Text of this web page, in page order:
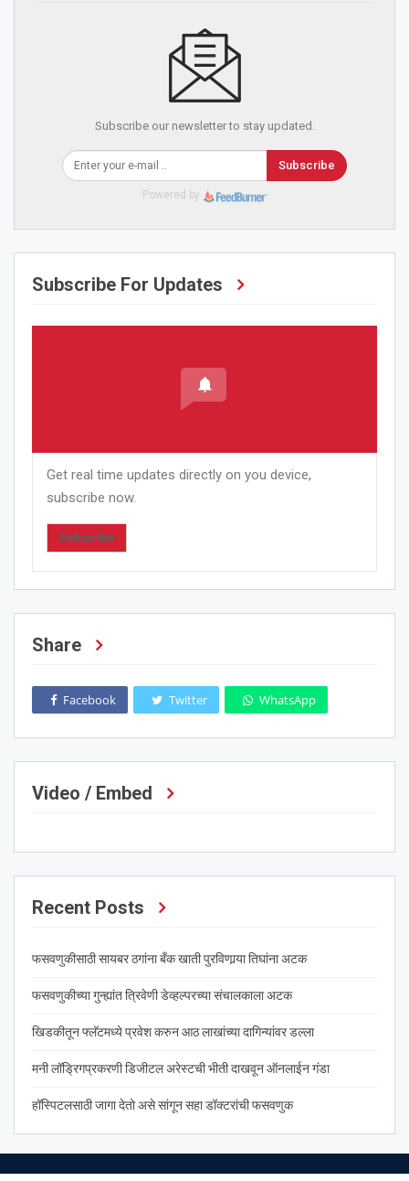
Subscribe our newsletter to stay updated.
Subscribe
Powered by
Subscribe For Updates
Get real time updates directly on you device,
subscribe now.
Subscribe
Share
Facebook Twitter WhatsApp
Video / Embed
Recent Posts
फसवणुकीसाठी सायबर ठगांना बँक खाती पुरविणार्‍या तिघांना अटक
फसवणुकीच्या गुन्ह्यांत त्रिवेणी डेव्हल्परच्या संचालकाला अटक
खिडकीतून फ्लॅटमध्ये प्रवेश करुन आठ लाखांच्या दागिन्यांवर डल्ला
मनी लॉड्रिगप्रकरणी डिजीटल अरेस्टची भीती दाखवून ऑनलाईन गंडा
हॉस्पिटलसाठी जागा देतो असे सांगून सहा डॉक्टरांची फसवणुक